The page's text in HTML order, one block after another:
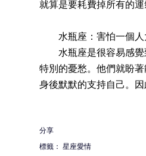
就算是要耗費掉所有的
水瓶座：害怕一個人
水瓶座是很容易感覺
特別的憂愁。他們就盼
身後默默的支持自己。
分享
標籤： 星座愛情